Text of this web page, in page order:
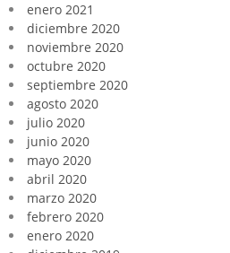
enero 2021
diciembre 2020
noviembre 2020
octubre 2020
septiembre 2020
agosto 2020
julio 2020
junio 2020
mayo 2020
abril 2020
marzo 2020
febrero 2020
enero 2020